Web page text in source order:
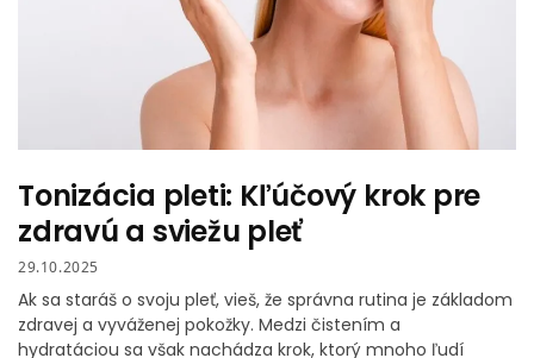
Tonizácia pleti: Kľúčový krok pre
zdravú a sviežu pleť
29.10.2025
Ak sa staráš o svoju pleť, vieš, že správna rutina je základom
zdravej a vyváženej pokožky. Medzi čistením a
hydratáciou sa však nachádza krok, ktorý mnoho ľudí